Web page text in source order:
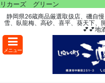
リカーズ グリーン
静岡県26蔵商品厳選取扱店、磯自
雪、臥龍梅、高砂、喜平、葵天下、
💕💕地
メニュー